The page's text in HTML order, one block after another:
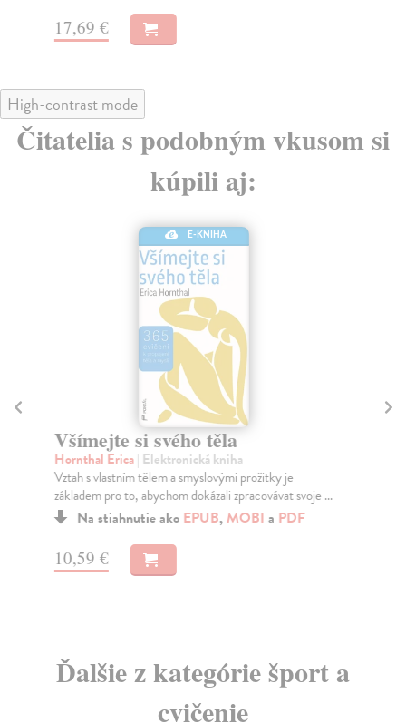
17,69 €
High-contrast mode
Čitatelia s podobným vkusom si
kúpili aj:
E-KNIHA
Všímejte si svého těla
Hornthal Erica| Elektronická kniha
Vztah s vlastním tělem a smyslovými prožitky je
základem pro to, abychom dokázali zpracovávat svoje ...
Na stiahnutie ako EPUB,MOBI a PDF
10,59 €
Ďalšie z kategórie šport a
cvičenie